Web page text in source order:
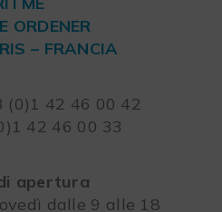
ORDENER
– FRANCIA
(0)1 42 46 00 42
42 46 00 33
apertura
dalle 9 alle 18